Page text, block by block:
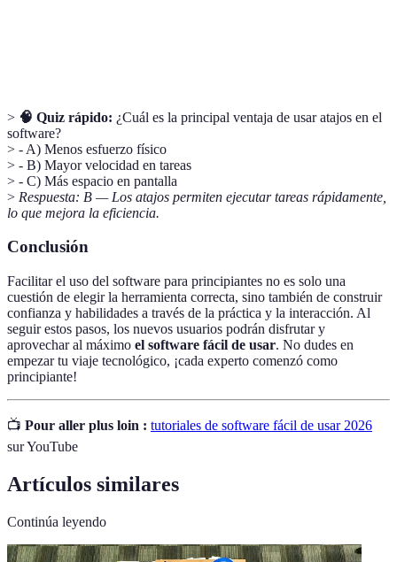
> 🧠 Quiz rápido: ¿Cuál es la principal ventaja de usar atajos en el
software?
> - A) Menos esfuerzo físico
> - B) Mayor velocidad en tareas
> - C) Más espacio en pantalla
> Respuesta: B — Los atajos permiten ejecutar tareas rápidamente,
lo que mejora la eficiencia.
Conclusión
Facilitar el uso del software para principiantes no es solo una
cuestión de elegir la herramienta correcta, sino también de construir
confianza y habilidades a través de la práctica y la interacción. Al
seguir estos pasos, los nuevos usuarios podrán disfrutar y
aprovechar al máximo el software fácil de usar. No dudes en
empezar tu viaje tecnológico, ¡cada experto comenzó como
principiante!
📺 Pour aller plus loin : tutoriales de software fácil de usar 2026
sur YouTube
Artículos similares
Continúa leyendo